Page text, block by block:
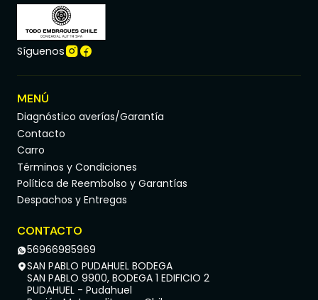
Síguenos
MENÚ
Diagnóstico averías/Garantía
Contacto
Carro
Términos y Condiciones
Política de Reembolso y Garantías
Despachos y Entregas
CONTACTO
56966985969
SAN PABLO PUDAHUEL BODEGA
SAN PABLO 9900, BODEGA 1 EDIFICIO 2
PUDAHUEL - Pudahuel